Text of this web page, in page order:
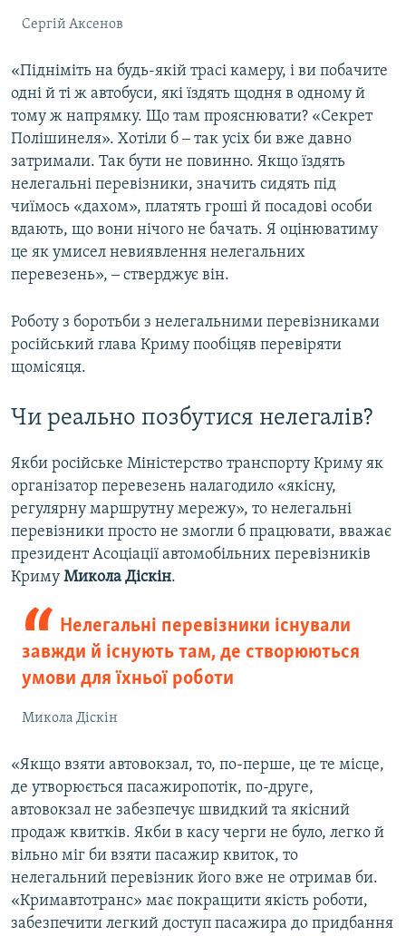
Сергій Аксенов
«Підніміть на будь-якій трасі камеру, і ви побачите
одні й ті ж автобуси, які їздять щодня в одному й
тому ж напрямку. Що там прояснювати? «Секрет
Полішинеля». Хотіли б ‒ так усіх би вже давно
затримали. Так бути не повинно. Якщо їздять
нелегальні перевізники, значить сидять під
чиїмось «дахом», платять гроші й посадові особи
вдають, що вони нічого не бачать. Я оцінюватиму
це як умисел невиявлення нелегальних
перевезень», ‒ стверджує він.
Роботу з боротьби з нелегальними перевізниками
російський глава Криму пообіцяв перевіряти
щомісяця.
Чи реально позбутися нелегалів?
Якби російське Міністерство транспорту Криму як
організатор перевезень налагодило «якісну,
регулярну маршрутну мережу», то нелегальні
перевізники просто не змогли б працювати, вважає
президент Асоціації автомобільних перевізників
Криму Микола Діскін.
Нелегальні перевізники існували
завжди й існують там, де створюються
умови для їхньої роботи
Микола Діскін
«Якщо взяти автовокзал, то, по-перше, це те місце,
де утворюється пасажиропотік, по-друге,
автовокзал не забезпечує швидкий та якісний
продаж квитків. Якби в касу черги не було, легко й
вільно міг би взяти пасажир квиток, то
нелегальний перевізник його вже не отримав би.
«Кримавтотранс» має покращити якість роботи,
забезпечити легкий доступ пасажира до придбання